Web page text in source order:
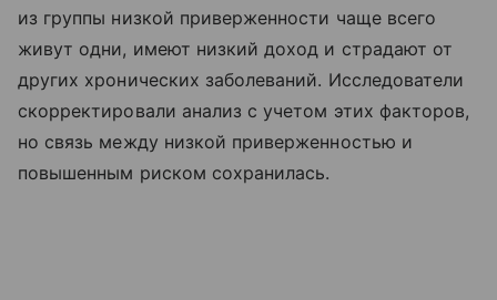
из группы низкой приверженности чаще всего
живут одни, имеют низкий доход и страдают от
других хронических заболеваний. Исследователи
скорректировали анализ с учетом этих факторов,
но связь между низкой приверженностью и
повышенным риском сохранилась.